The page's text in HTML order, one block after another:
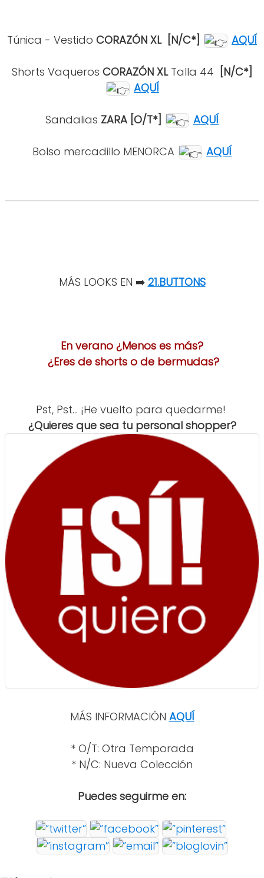
Túnica - Vestido CORAZÓN XL [N/C*] AQUÍ
Shorts Vaqueros CORAZÓN XLTalla 44 [N/C*]
AQUÍ
Sandalias ZARA [O/T*] AQUÍ
Bolso mercadillo MENORCA AQUÍ
MÁS LOOKS EN ➡️ 21.BUTTONS
En verano ¿Menos es más?
¿Eres de shorts o de bermudas?
Pst, Pst... ¡He vuelto para quedarme!
¿Quieres que sea tu personal shopper?
MÁS INFORMACIÓN AQUÍ
* O/T: Otra Temporada
* N/C: Nueva Colección
Puedes seguirme en: